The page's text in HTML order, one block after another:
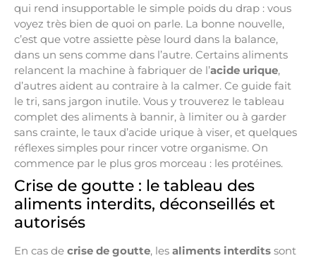
qui rend insupportable le simple poids du drap : vous
voyez très bien de quoi on parle. La bonne nouvelle,
c’est que votre assiette pèse lourd dans la balance,
dans un sens comme dans l’autre. Certains aliments
relancent la machine à fabriquer de l’acide urique,
d’autres aident au contraire à la calmer. Ce guide fait
le tri, sans jargon inutile. Vous y trouverez le tableau
complet des aliments à bannir, à limiter ou à garder
sans crainte, le taux d’acide urique à viser, et quelques
réflexes simples pour rincer votre organisme. On
commence par le plus gros morceau : les protéines.
Crise de goutte : le tableau des
aliments interdits, déconseillés et
autorisés
En cas de crise de goutte, les aliments interdits sont